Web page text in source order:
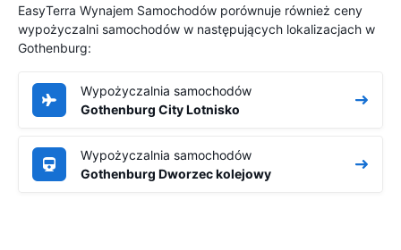
EasyTerra Wynajem Samochodów porównuje również ceny
wypożyczalni samochodów w następujących lokalizacjach w
Gothenburg:
Wypożyczalnia samochodów
Gothenburg City Lotnisko
Wypożyczalnia samochodów
Gothenburg Dworzec kolejowy